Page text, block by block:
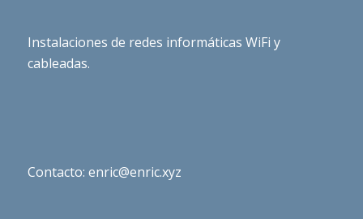
Instalaciones de redes informáticas WiFi y
cableadas.
Contacto: enric@enric.xyz